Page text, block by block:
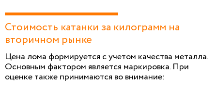
Стоимость катанки за килограмм на
вторичном рынке
Цена лома формируется с учетом качества металла.
Основным фактором является маркировка. При
оценке также принимаются во внимание: